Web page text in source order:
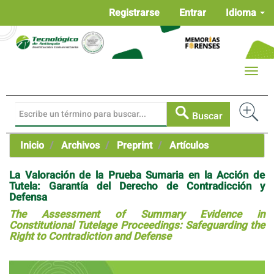
Contenido
principal
Idioma
Registrarse Entrar
Buscar
Toggle
Inicio Archivos Preprint Artículos
La Valoración de la Prueba Sumaria en la Acción de
Tutela: Garantía del Derecho de Contradicción y
Defensa
The Assessment of Summary Evidence in
Constitutional Tutelage Proceedings: Safeguarding the
Right to Contradiction and Defense
Barra